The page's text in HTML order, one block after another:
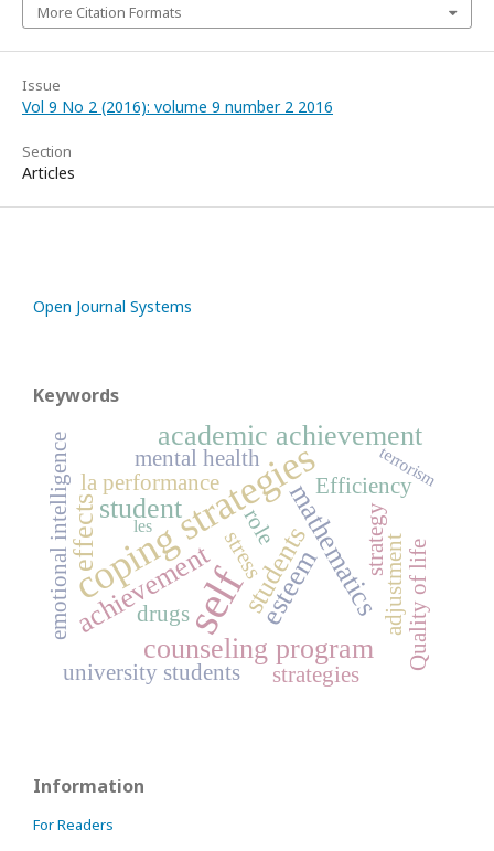
More Citation Formats
Issue
Vol 9 No 2 (2016): volume 9 number 2 2016
Section
Articles
Open Journal Systems
Keywords
self
coping strategiesmathematics
student
achievement students
esteem
academic achievement
counseling program
effects
emotional intelligence Efficiency
strategyadjustment
mental health
role
Quality of life
la performance
university students
drugs
strategies
stress
terrorism
les
Information
For Readers